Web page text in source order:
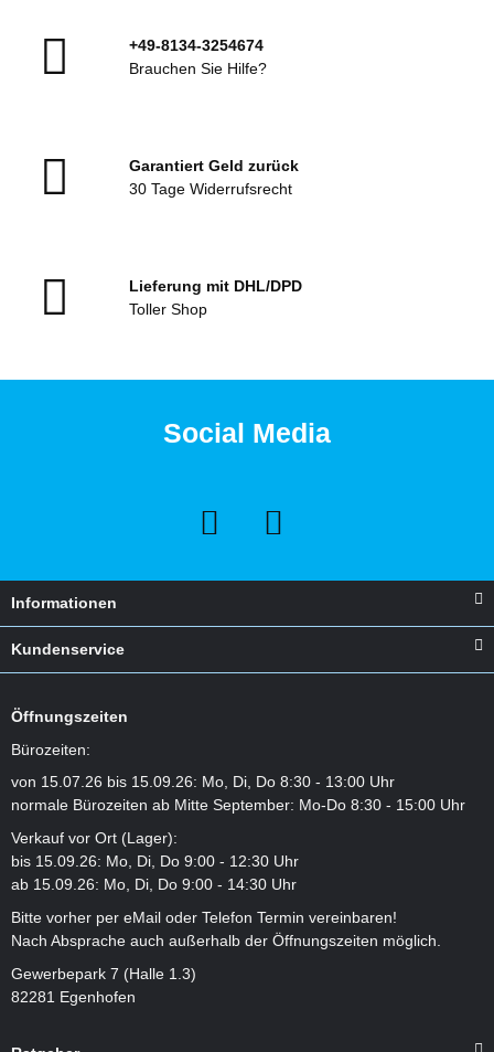
+49-8134-3254674
Brauchen Sie Hilfe?
Garantiert Geld zurück
30 Tage Widerrufsrecht
Lieferung mit DHL/DPD
Toller Shop
Social Media
Informationen
Kundenservice
Öffnungszeiten
Bürozeiten:
von 15.07.26 bis 15.09.26: Mo, Di, Do 8:30 - 13:00 Uhr
normale Bürozeiten ab Mitte September: Mo-Do 8:30 - 15:00 Uhr
Verkauf vor Ort (Lager):
bis 15.09.26: Mo, Di, Do 9:00 - 12:30 Uhr
ab 15.09.26: Mo, Di, Do 9:00 - 14:30 Uhr
Bitte vorher per eMail oder Telefon Termin vereinbaren!
Nach Absprache auch außerhalb der Öffnungszeiten möglich.
Gewerbepark 7 (Halle 1.3)
82281 Egenhofen